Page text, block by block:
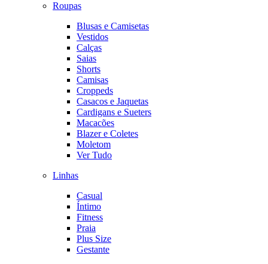
Roupas
Blusas e Camisetas
Vestidos
Calças
Saias
Shorts
Camisas
Croppeds
Casacos e Jaquetas
Cardigans e Sueters
Macacões
Blazer e Coletes
Moletom
Ver Tudo
Linhas
Casual
Íntimo
Fitness
Praia
Plus Size
Gestante